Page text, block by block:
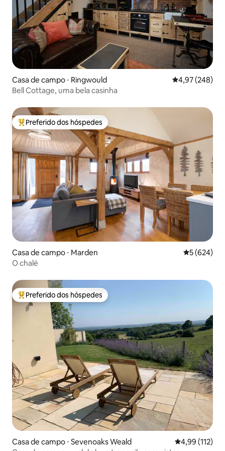
Casa de campo ⋅ Ringwould 4,97 de uma
4,97 (248)
Bell Cottage, uma bela casinha
Entre os melhores preferidos dos hóspedes
Preferido dos hóspedes
Casa de campo ⋅ Marden 5 de uma
5 (624)
O chalé
Entre os melhores preferidos dos hóspedes
Preferido dos hóspedes
Casa de campo ⋅ Sevenoaks Weald 4,99 de uma
4,99 (112)